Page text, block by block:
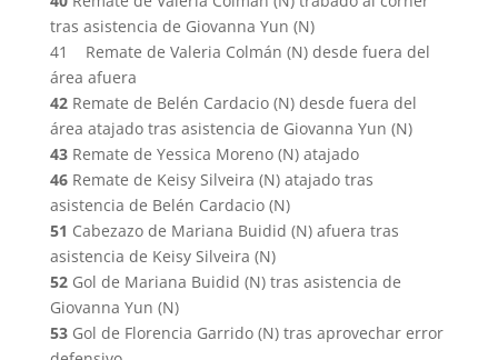
tras asistencia de Giovanna Yun (N)
41 Remate de Valeria Colmán (N) desde fuera del
área afuera
42Remate de Belén Cardacio (N) desde fuera del
área atajado tras asistencia de Giovanna Yun (N)
43 Remate de Yessica Moreno (N) atajado
46Remate de Keisy Silveira (N) atajado tras
asistencia de Belén Cardacio (N)
51 Cabezazo de Mariana Buidid (N) afuera tras
asistencia de Keisy Silveira (N)
52Gol de Mariana Buidid (N) tras asistencia de
Giovanna Yun (N)
53Gol de Florencia Garrido (N) tras aprovechar error